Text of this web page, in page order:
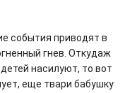
события приводят в
гнев. Откудаж
насилуют, то вот
еще твари бабушку